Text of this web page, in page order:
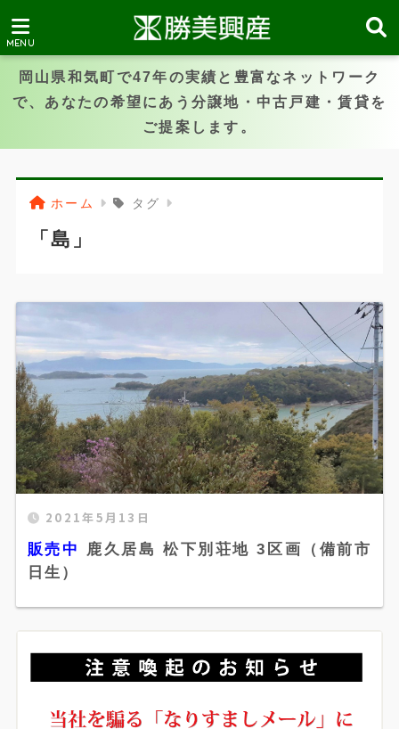
岡山県和気町で47年の実績と豊富なネットワーク
で、あなたの希望にあう分譲地・中古戸建・賃貸を
ご提案します。
ホーム タグ
「島」
2021年5月13日
販売中
鹿久居島 松下別荘地 3区画（備前市
日生）